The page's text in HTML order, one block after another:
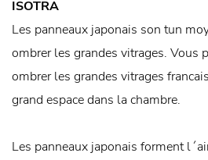
ISOTRA
Les panneaux japonais son tun
ombrer les grandes vitrages. Vous
ombrer les grandes vitrages
grand espace dans la chambre.
Les panneaux japonais forment